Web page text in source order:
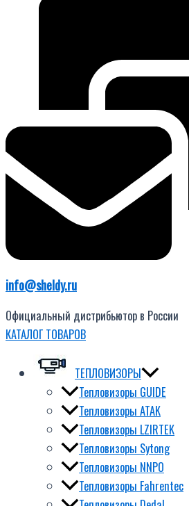
info@sheldy.ru
Официальный дистрибьютор в России
КАТАЛОГ ТОВАРОВ
ТЕПЛОВИЗОРЫ
Тепловизоры GUIDE
Тепловизоры ATAK
Тепловизоры LZIRTEK
Тепловизоры Sytong
Тепловизоры NNPO
Тепловизоры Fahrentec